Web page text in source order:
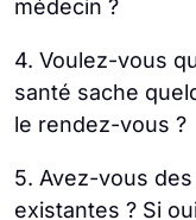
médecin ?
4. Voulez-vous
santé sache
le rendez-vous ?
5. Avez-vous
existantes ? Si